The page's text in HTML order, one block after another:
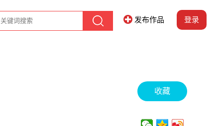
发布作品 登录
收藏